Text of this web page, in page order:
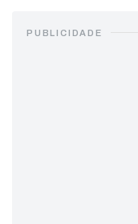
PUBLICIDADE